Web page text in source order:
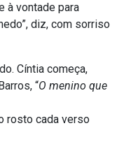
à vontade para
diz, com sorriso
Cíntia começa,
“O menino que
rosto cada verso